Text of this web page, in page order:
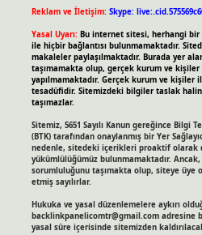
Reklam ve İletişim: Skype:
Yasal Uyarı: Bu internet sitesi, herhangi
ile hiçbir bağlantısı bulunmamaktadır.
makaleler paylaşılmaktadır. Burada yer
taşımamakta olup, gerçek kurum ve kişiler
yapılmamaktadır. Gerçek kurum ve
tesadüfidir. Sitemizdeki bilgiler taslak
taşımazlar.
Sitemiz, 5651 Sayılı Kanun gereğince Bilgi
(BTK) tarafından onaylanmış bir Yer
nedenle, sitedeki içerikleri proaktif olarak
yükümlülüğümüz bulunmamaktadır.
sorumluluğunu taşımakta olup, siteye üye
etmiş sayılırlar.
Hukuka ve yasal düzenlemelere aykırı
backlinkpanelicomtr@gmail.comadresine
yasal süre içerisinde sitemizden